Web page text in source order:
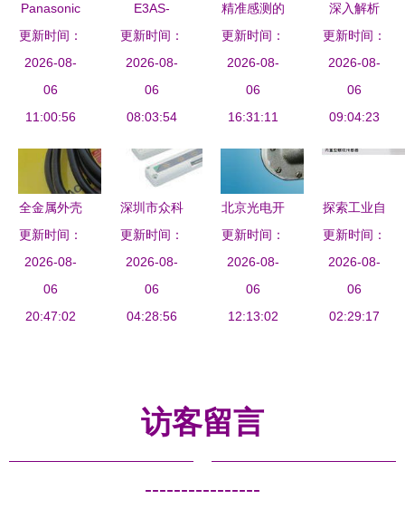
Panasonic
日本松下
PM-L44光
电传感器
精准检测的
更新时间：
2026-08-
06
11:00:56
E3AS-
HL500MT
M3 光电传
感器 高精
度检测的革
更新时间：
2026-08-
06
08:03:54
精准感测的
未来
EL150 8直
射型光电传
感器技术与
更新时间：
2026-08-
06
16:31:11
深入解析
光电传感器
技术特性和
应用价值
更新时间：
2026-08-
06
09:04:23
全金属外壳
对射光电传
感器发射端
SM30SRL
邦纳
更新时间：
2026-08-
06
20:47:02
深圳市众科
工业器材光
电传感器产
品列表与选
型指南
更新时间：
2026-08-
06
04:28:56
北京光电开
关与传感器
价格、批发
供应及谷瀑
环保应用
更新时间：
2026-08-
06
12:13:02
探索工业自
动化核心
基恩士光电
传感器的卓
越性能与应
更新时间：
2026-08-
06
02:29:17
访客留言
----------------